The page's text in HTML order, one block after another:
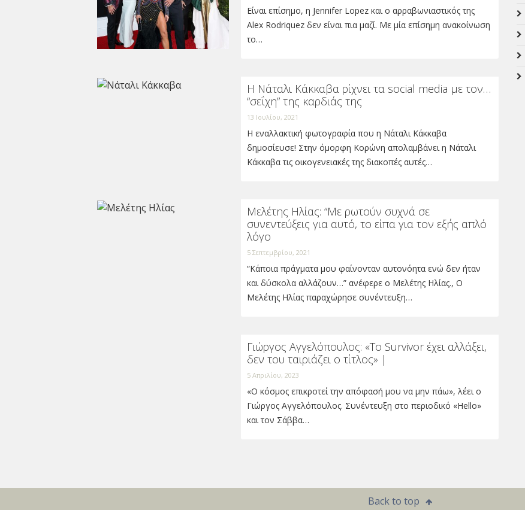
Eίναι επίσημο, η Jennifer Lopez και ο αρραβωνιαστικός της
Alex Rodriquez δεν είναι πια μαζί. Με μία επίσημη ανακοίνωση
το…
Η Νάταλι Κάκκαβα ρίχνει τα social media με τον…
“σεΐχη” της καρδιάς της
13 Ιουλίου, 2021
Η εναλλακτική φωτογραφία που η Νάταλι Κάκκαβα
δημοσίευσε! Στην όμορφη Κορώνη απολαμβάνει η Νάταλι
Κάκκαβα τις οικογενειακές της διακοπές αυτές…
Μελέτης Ηλίας: “Με ρωτούν συχνά σε
συνεντεύξεις για αυτό, το είπα για τον εξής απλό
λόγο
5 Σεπτεμβρίου, 2021
“Κάποια πράγματα μου φαίνονταν αυτονόητα ενώ δεν ήταν
και δύσκολα αλλάζουν…” ανέφερε ο Μελέτης Ηλίας., Ο
Μελέτης Ηλίας παραχώρησε συνέντευξη…
Γιώργος Αγγελόπουλος: «Το Survivor έχει αλλάξει,
δεν του ταιριάζει ο τίτλος» |
5 Απριλίου, 2023
«Ο κόσμος επικροτεί την απόφασή μου να μην πάω», λέει ο
Γιώργος Αγγελόπουλος. Συνέντευξη στο περιοδικό «Hello»
και τον Σάββα…
Back to top